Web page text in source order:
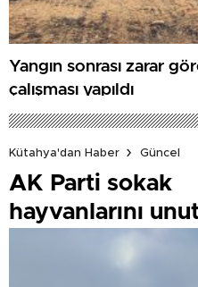
Yangın sonrası zarar
çalışması yapıldı
Kütahya'dan Haber
Güncel
AK Parti sokak
hayvanlarını